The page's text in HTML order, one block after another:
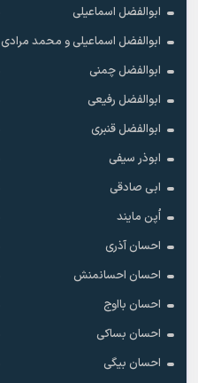
ابوالفضل اسماعیلی
ابوالفضل اسماعیلی و محمد مرادی
ابوالفضل چمنی
ابوالفضل رفیعی
ابوالفضل قنبری
ابوذر سیفی
ابی صادقی
اُپن مایند
احسان آذری
احسان احسانمنش
احسان بااوج
احسان بساکی
احسان بیگی